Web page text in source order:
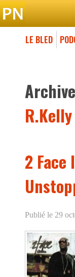
LE BLED
R.Kelly
2 Face
Publié le 29